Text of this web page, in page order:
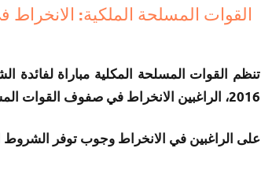
القوات المسلحة الملكية:
2016، الراغبين الانخراط في صفوف القوات المسلحة الملكية (برتبة جندي من الدرجة الثانية).
على الراغبين في الانخراط وجوب توفر الشروط